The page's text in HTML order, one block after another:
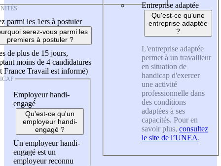
parmi les 1ers à postuler
serez-vous parmi les
premiers à postuler ?
de plus de 15 jours,
moins de 4 candidatures
France Travail est informé)
Employeur handi-
engagé
Qu'est-ce qu'un
employeur handi-
engagé ?
Un employeur handi-
engagé est un
employeur reconnu
Entreprise adaptée
Qu'est-ce qu'une
entreprise adaptée
?
L'entreprise adaptée
permet à un travailleur
en situation de
handicap d'exercer
une activité
professionnelle dans
des conditions
adaptées à ses
capacités. Pour en
savoir plus, consultez
le site de l’UNEA.